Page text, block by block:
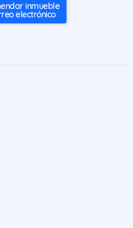
inmueble
electrónico